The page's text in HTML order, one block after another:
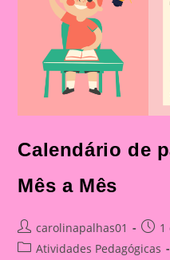
Calendário de
Mês a Mês
Post
author:
carolinapalhas01
Post1
PostAtividades Pedagógicas